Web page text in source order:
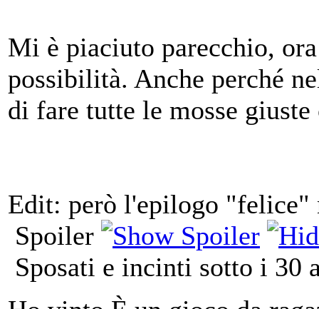
Mi è piaciuto parecchio,
possibilità. Anche perché
di fare tutte le mosse
Edit: però l'epilogo "felice"
Spoiler
Sposati e incinti sotto i 30